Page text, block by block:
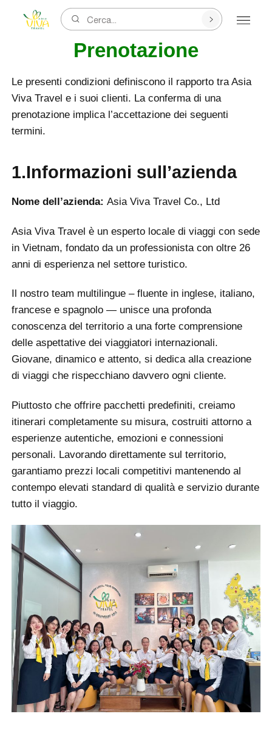
Cerca...
Termini e Condizioni di
Prenotazione
Le presenti condizioni definiscono il rapporto tra Asia
Viva Travel e i suoi clienti. La conferma di una
prenotazione implica l’accettazione dei seguenti
termini.
1.Informazioni sull’azienda
Nome dell’azienda:Asia Viva Travel Co., Ltd
Asia Viva Travel è un esperto locale di viaggi con sede
in Vietnam, fondato da un professionista con oltre 26
anni di esperienza nel settore turistico.
Il nostro team multilingue – fluente in inglese, italiano,
francese e spagnolo — unisce una profonda
conoscenza del territorio a una forte comprensione
delle aspettative dei viaggiatori internazionali.
Giovane, dinamico e attento, si dedica alla creazione
di viaggi che rispecchiano davvero ogni cliente.
Piuttosto che offrire pacchetti predefiniti, creiamo
itinerari completamente su misura, costruiti attorno a
esperienze autentiche, emozioni e connessioni
personali. Lavorando direttamente sul territorio,
garantiamo prezzi locali competitivi mantenendo al
contempo elevati standard di qualità e servizio durante
tutto il viaggio.